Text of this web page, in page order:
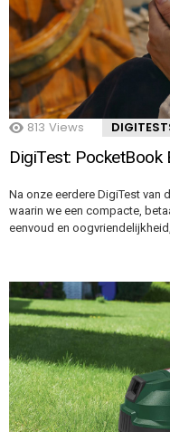
813 Views
DigiTest: PocketBook
Na onze eerdere DigiTest van
waarin we een compacte,
eenvoud en oogvriendelijkheid,